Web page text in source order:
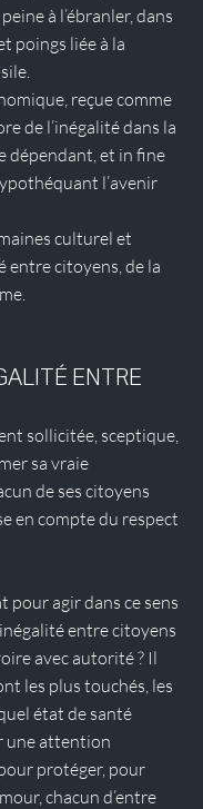
à l’ébranler, dans
poings liée à la
reçue comme
de l’inégalité dans la
dépendant, et in fine
l’avenir
culturel et
entre citoyens, de la
ENTRE
sollicitée, sceptique,
sa vraie
de ses citoyens
en compte du respect
pour agir dans ce sens
entre citoyens
avec autorité ? Il
les plus touchés, les
état de santé
une attention
protéger, pour
chacun d’entre